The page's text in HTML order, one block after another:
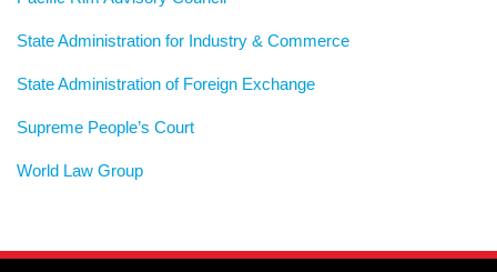
State Administration for Industry & Commerce
State Administration of Foreign Exchange
Supreme People’s Court
World Law Group